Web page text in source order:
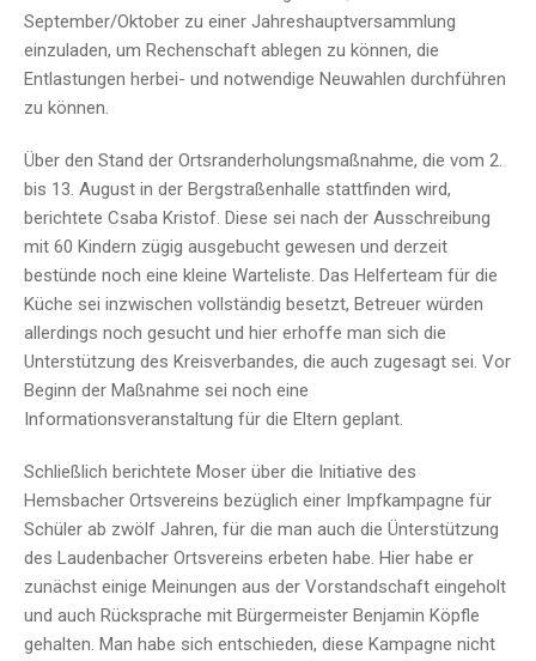
September/Oktober zu einer Jahreshauptversammlung
einzuladen, um Rechenschaft ablegen zu können, die
Entlastungen herbei- und notwendige Neuwahlen durchführen
zu können.
Über den Stand der Ortsranderholungsmaßnahme, die vom 2.
bis 13. August in der Bergstraßenhalle stattfinden wird,
berichtete Csaba Kristof. Diese sei nach der Ausschreibung
mit 60 Kindern zügig ausgebucht gewesen und derzeit
bestünde noch eine kleine Warteliste. Das Helferteam für die
Küche sei inzwischen vollständig besetzt, Betreuer würden
allerdings noch gesucht und hier erhoffe man sich die
Unterstützung des Kreisverbandes, die auch zugesagt sei. Vor
Beginn der Maßnahme sei noch eine
Informationsveranstaltung für die Eltern geplant.
Schließlich berichtete Moser über die Initiative des
Hemsbacher Ortsvereins bezüglich einer Impfkampagne für
Schüler ab zwölf Jahren, für die man auch die Ünterstützung
des Laudenbacher Ortsvereins erbeten habe. Hier habe er
zunächst einige Meinungen aus der Vorstandschaft eingeholt
und auch Rücksprache mit Bürgermeister Benjamin Köpfle
gehalten. Man habe sich entschieden, diese Kampagne nicht